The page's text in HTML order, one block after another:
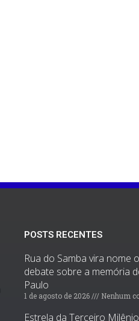
POSTS RECENTES
Rua do Samba vira nome
debate sobre a memória
Paulo
1 de agosto de 2026 Nenhum
Estrela da Terceiro